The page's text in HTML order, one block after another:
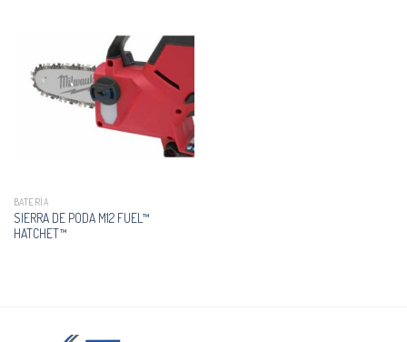
BATERÍA
SIERRA DE PODA M12 FUEL™
HATCHET™